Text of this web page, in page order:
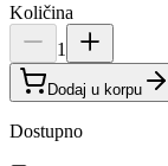
Količina
1
Dodaj u korpu
Dostupno